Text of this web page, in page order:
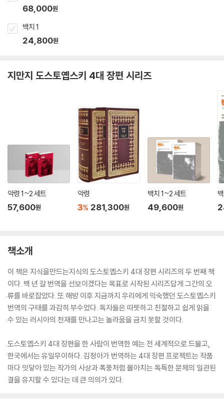
68,000원
백치 1
24,800원
지만지 도스토옙스키 4대 장편 시리즈
악령 1~2 세트
57,600원
악령
3% 281,300원
백치 1~2 세트
49,600원
책소개
이 책은 지식을만드는지식의 도스토옙스키 4대 장편 시리즈의 두 번째 책
이다. 백 년 갈 번역을 선보이겠다는 목표로 시작된 시리즈답게 그간의 오
류를 바로잡았다. 또 해방 이후 지금까지 우리에게 익숙했던 도스토옙스키
번역의 구태를 과감히 부수었다. 독자들은 따뜻하고 친절하고 쉽게 읽을
수 있는 러시아의 천재를 만나고는 놀라움을 금치 못할 것이다.
도스토옙스키 4대 장편을 한 사람이 번역한 예는 전 세계적으로 드물고,
한국에서는 유일무이하다. 김정아가 번역하는 4대 장편 프로젝트는 작품
마다 잇닿아 있는 작가의 사상과 폭풍처럼 몰아치는 독특한 문체의 일관된
결을 유지할 수 있다는 데 큰 의의가 있다.